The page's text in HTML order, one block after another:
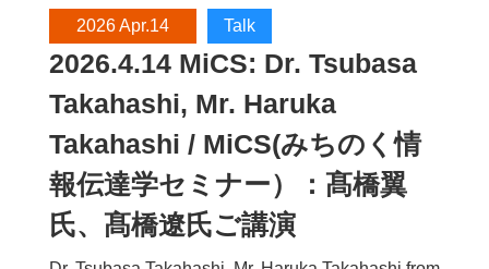
2026 Apr.14 Talk
2026.4.14 MiCS: Dr. Tsubasa
Takahashi, Mr. Haruka
Takahashi / MiCS(みちのく情
報伝達学セミナー）：髙橋翼
氏、髙橋遼氏ご講演